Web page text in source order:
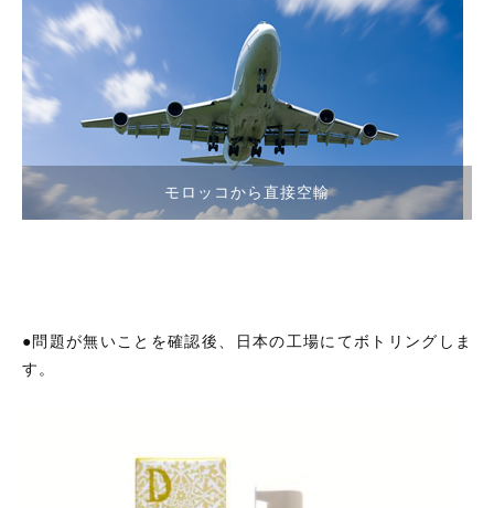
モロッコから直接空輸
●問題が無いことを確認後、日本の工場にてボトリングしま
す。